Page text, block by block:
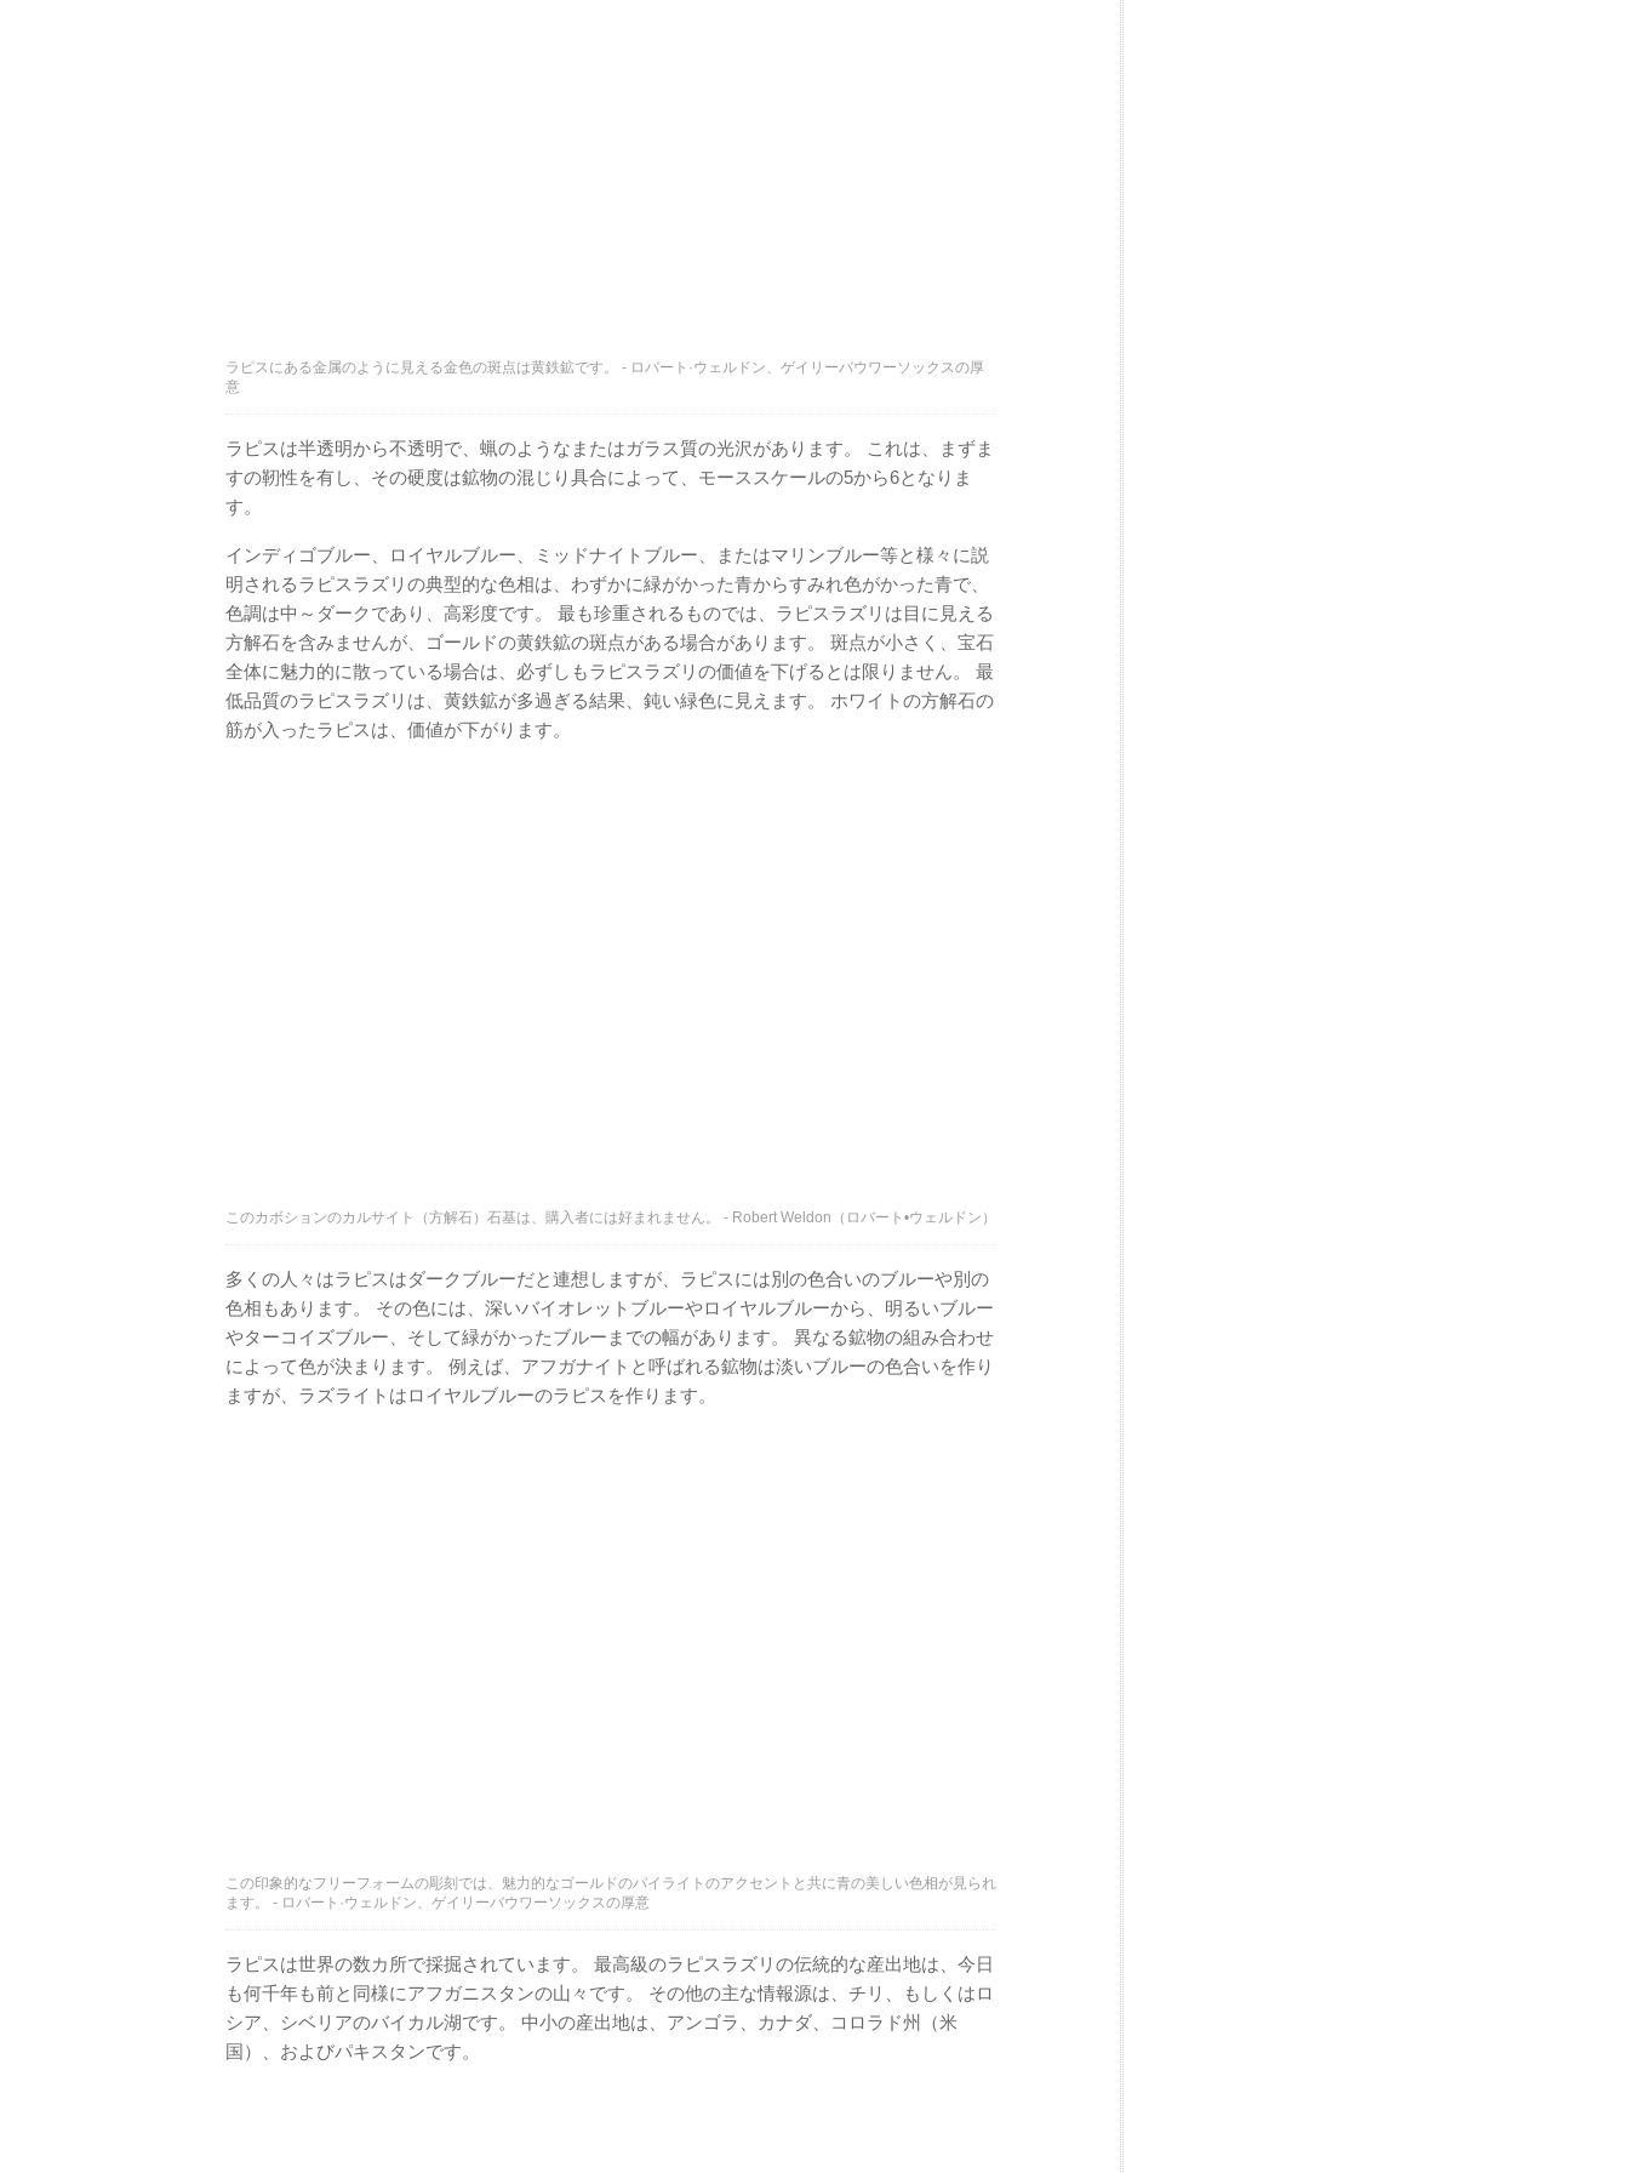
ラピスにある金属のように見える金色の斑点は黄鉄鉱です。 - ロバート·ウェルドン、ゲイリーバウワーソックスの厚
意
ラピスは半透明から不透明で、蝋のようなまたはガラス質の光沢があります。 これは、まずま
すの靭性を有し、その硬度は鉱物の混じり具合によって、モーススケールの5から6となりま
す。
インディゴブルー、ロイヤルブルー、ミッドナイトブルー、またはマリンブルー等と様々に説
明されるラピスラズリの典型的な色相は、わずかに緑がかった青からすみれ色がかった青で、
色調は中～ダークであり、高彩度です。 最も珍重されるものでは、ラピスラズリは目に見える
方解石を含みませんが、ゴールドの黄鉄鉱の斑点がある場合があります。 斑点が小さく、宝石
全体に魅力的に散っている場合は、必ずしもラピスラズリの価値を下げるとは限りません。 最
低品質のラピスラズリは、黄鉄鉱が多過ぎる結果、鈍い緑色に見えます。 ホワイトの方解石の
筋が入ったラピスは、価値が下がります。
このカボションのカルサイト（方解石）石基は、購入者には好まれません。 - Robert Weldon（ロバート•ウェルドン）
多くの人々はラピスはダークブルーだと連想しますが、ラピスには別の色合いのブルーや別の
色相もあります。 その色には、深いバイオレットブルーやロイヤルブルーから、明るいブルー
やターコイズブルー、そして緑がかったブルーまでの幅があります。 異なる鉱物の組み合わせ
によって色が決まります。 例えば、アフガナイトと呼ばれる鉱物は淡いブルーの色合いを作り
ますが、ラズライトはロイヤルブルーのラピスを作ります。
この印象的なフリーフォームの彫刻では、魅力的なゴールドのパイライトのアクセントと共に青の美しい色相が見られ
ます。 - ロバート·ウェルドン、ゲイリーバウワーソックスの厚意
ラピスは世界の数カ所で採掘されています。 最高級のラピスラズリの伝統的な産出地は、今日
も何千年も前と同様にアフガニスタンの山々です。 その他の主な情報源は、チリ、もしくはロ
シア、シベリアのバイカル湖です。 中小の産出地は、アンゴラ、カナダ、コロラド州（米
国）、およびパキスタンです。